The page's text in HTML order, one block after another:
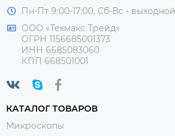
Пн-Пт 9:00-17:00, Сб-Вс - выходной
ООО «Техмакс Трейд»
ОГРН 1156685001373
ИНН 6685083060
КПП 668501001
КАТАЛОГ ТОВАРОВ
Микроскопы